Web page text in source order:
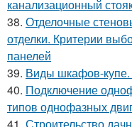
канализационный
38. Отделочные
отделки. Критерии
панелей
39. Виды шкафов-
40. Подключение
типов однофазных
41. Строительство